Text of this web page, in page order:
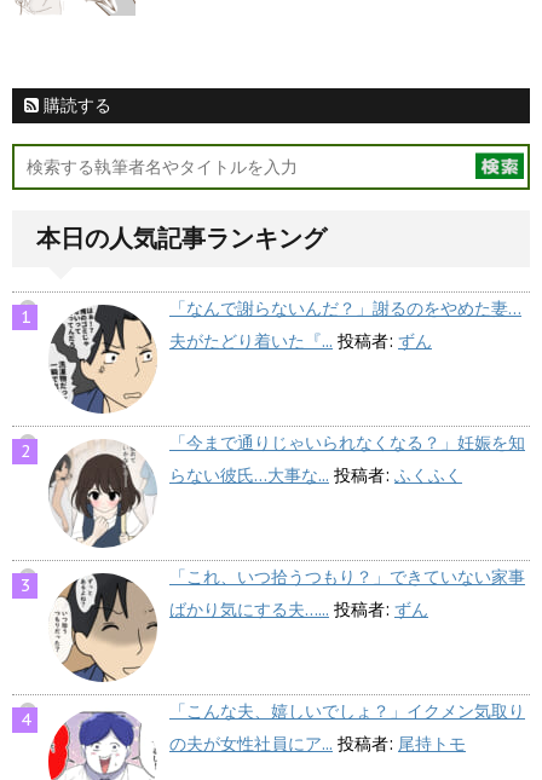
購読する
本日の人気記事ランキング
「なんで謝らないんだ？」謝るのをやめた妻…
夫がたどり着いた『... 投稿者: ずん
「今まで通りじゃいられなくなる？」妊娠を知
らない彼氏…大事な... 投稿者: ふくふく
「これ、いつ拾うつもり？」できていない家事
ばかり気にする夫…... 投稿者: ずん
「こんな夫、嬉しいでしょ？」イクメン気取り
の夫が女性社員にア... 投稿者: 尾持トモ